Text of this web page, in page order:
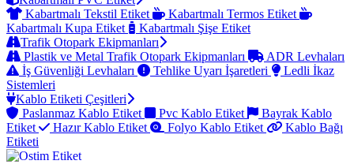
Kabartmalı Tekstil Etiket
Kabartmalı Termos Etiket
Kabartmalı Kupa Etiket
Kabartmalı Şişe Etiket
Trafik Otopark Ekipmanları
Plastik ve Metal Trafik Otopark Ekipmanları
ADR Levhaları
İş Güvenliği Levhaları
Tehlike Uyarı İşaretleri
Ledli İkaz
Sistemleri
Kablo Etiketi Çeşitleri
Paslanmaz Kablo Etiket
Pvc Kablo Etiket
Bayrak Kablo
Etiket
Hazır Kablo Etiket Folyo Kablo Etiket
Kablo Bağı
Etiketi